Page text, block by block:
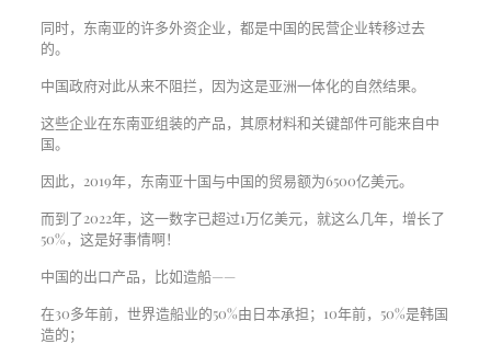
同时，东南亚的许多外资企业，都是中国的民营企业转移过去
的。
中国政府对此从来不阻拦，因为这是亚洲一体化的自然结果。
这些企业在东南亚组装的产品，其原材料和关键部件可能来自中
国。
因此，2019年，东南亚十国与中国的贸易额为6500亿美元。
而到了2022年，这一数字已超过1万亿美元，就这么几年，增长了
50%，这是好事情啊！
中国的出口产品，比如造船——
在30多年前，世界造船业的50%由日本承担；10年前，50%是韩国
造的；